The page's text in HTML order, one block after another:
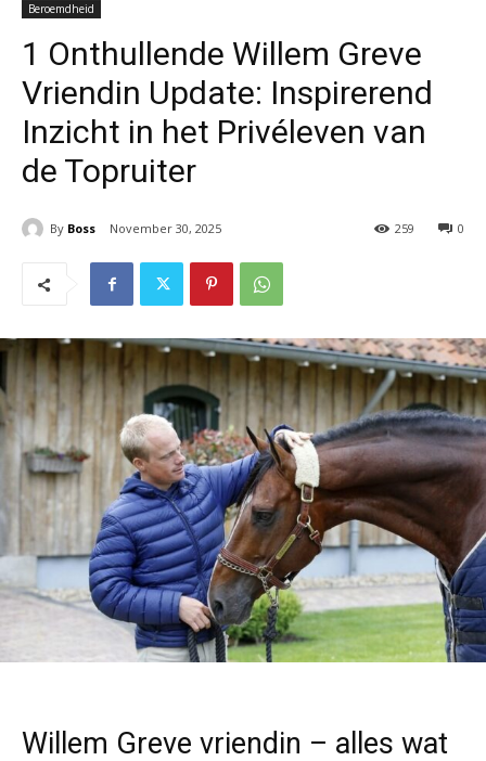
Beroemdheid
1 Onthullende Willem Greve
Vriendin Update: Inspirerend
Inzicht in het Privéleven van
de Topruiter
By Boss November 30, 2025 0
259
Willem Greve vriendin – alles wat